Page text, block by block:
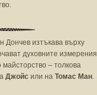
Дончев изтъкава върху
духовните измерения
– толкова
Джойс или на Томас Ман.